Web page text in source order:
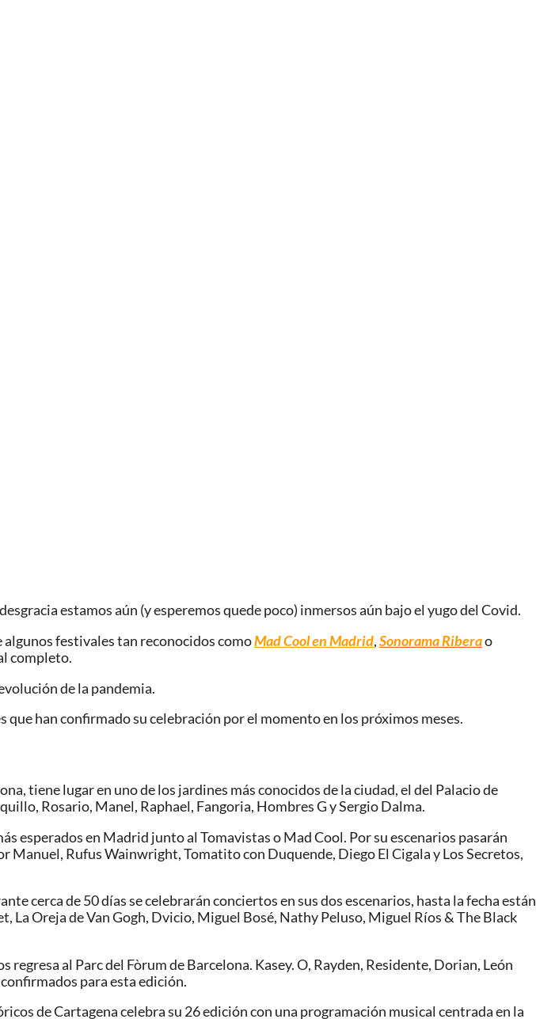
estamos aún (y esperemos quede poco) inmersos aún bajo el yugo del Covid.
algunos festivales tan reconocidos comoMad Cool en Madrid,Sonorama Riberao
completo.
de la pandemia.
han confirmado su celebración por el momento en los próximos meses.
tiene lugar en uno de los jardines más conocidos de la ciudad, el del Palacio de
Rosario, Manel, Raphael, Fangoria, Hombres G y Sergio Dalma.
esperados en Madrid junto al Tomavistas o Mad Cool. Por su escenarios pasarán
Rufus Wainwright, Tomatito con Duquende, Diego El Cigala y Los Secretos,
cerca de 50 días se celebrarán conciertos en sus dos escenarios, hasta la fecha están
Oreja de Van Gogh, Dvicio, Miguel Bosé, Nathy Peluso, Miguel Ríos & The Black
al Parc del Fòrum de Barcelona. Kasey. O, Rayden, Residente, Dorian, León
para esta edición.
de Cartagena celebra su 26 edición con una programación musical centrada en la